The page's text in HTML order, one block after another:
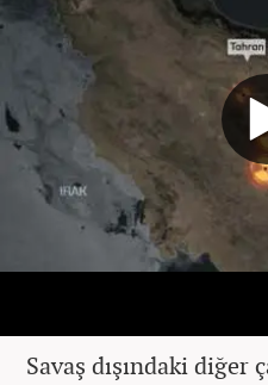
Savaş dışındaki diğer